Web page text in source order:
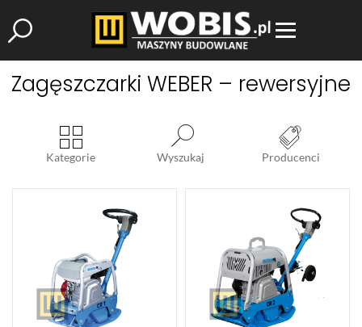
Zagęszczarki WEBER – rewersyjne
Kategorie Wyszukaj Producenci